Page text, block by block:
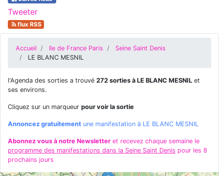
Tweeter
flux RSS
Accueil Ile de France Paris
Seine Saint Denis
LE BLANC MESNIL
l'Agenda des sorties a trouvé 272 sorties à LE BLANC MESNIL et
ses environs.
Cliquez sur un marqueur pour voir la sortie
Annoncez gratuitement une manifestation à LE BLANC MESNIL
Abonnez vous à notre Newsletter et recevez chaque semaine le
programme des manifestations dans la Seine Saint Denis pour les 8
prochains jours